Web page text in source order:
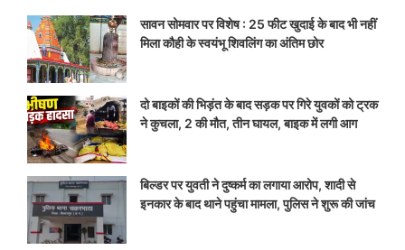
सावन सोमवार पर विशेष : 25 फीट खुदाई के बाद भी नहीं
मिला कौही के स्वयंभू शिवलिंग का अंतिम छोर
दो बाइकों की भिड़ंत के बाद सड़क पर गिरे युवकों को ट्रक
ने कुचला, 2 की मौत, तीन घायल, बाइक में लगी आग
बिल्डर पर युवती ने दुष्कर्म का लगाया आरोप, शादी से
इनकार के बाद थाने पहुंचा मामला, पुलिस ने शुरू की जांच